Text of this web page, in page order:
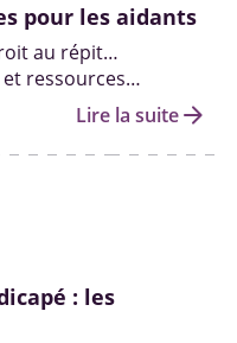
pour les aidants
au répit…
ressources
à prendre soin de
dans les
Lire la suitearrow_forward
: les